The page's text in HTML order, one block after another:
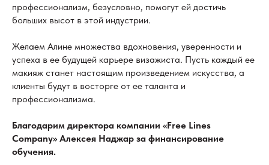
профессионализм, безусловно, помогут ей достичь
больших высот в этой индустрии.
Желаем Алине множества вдохновения, уверенности и
успеха в ее будущей карьере визажиста. Пусть каждый ее
макияж станет настоящим произведением искусства, а
клиенты будут в восторге от ее таланта и
профессионализма.
Благодарим директора компании «Free Lines
Company» Алексея Наджар за финансирование
обучения.